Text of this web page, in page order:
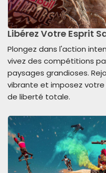
Libérez Votre Esprit
Plongez dans l'action
vivez des compétitions
paysages grandioses.
vibrante et imposez
de liberté totale.